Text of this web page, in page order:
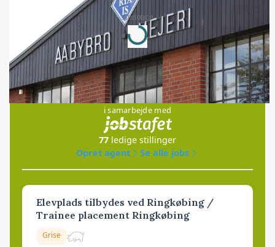
Annonce
Loading...
Jobs
i samarbejde med
77 ledige stillinger
Opret agent
Se alle jobs
Elevplads tilbydes ved Ringkøbing /
Trainee placement Ringkøbing
Grise